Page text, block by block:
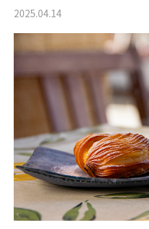
2025.04.14